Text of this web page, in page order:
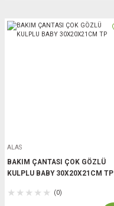
ALAS
BAKIM ÇANTASI ÇOK GÖZLÜ
KULPLU BABY 30X20X21CM TP
(0)